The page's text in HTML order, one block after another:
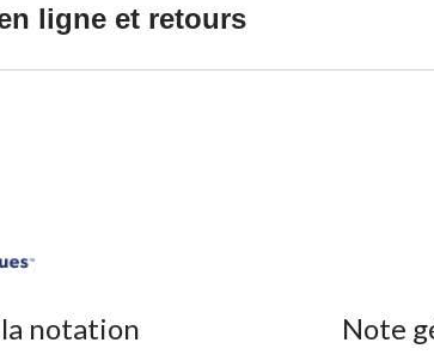
ligne et retours
notation Note